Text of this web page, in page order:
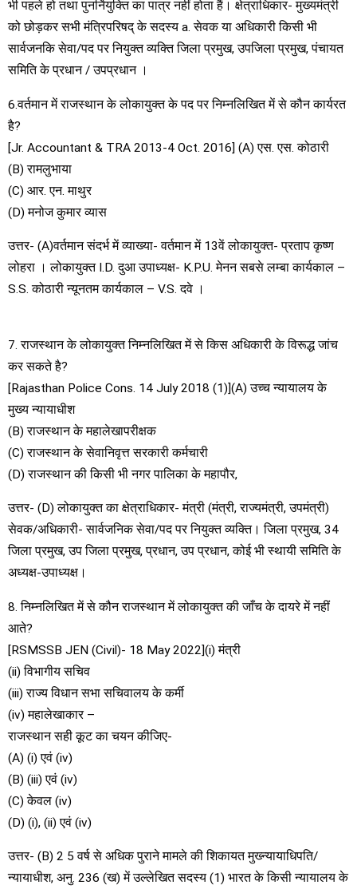
भी पहले हो तथा पुनर्नियुक्ति का पात्र नहीं होता हैं। क्षेत्राधिकार- मुख्यमंत्री
को छोड़कर सभी मंत्रिपरिषद् के सदस्य a. सेवक या अधिकारी किसी भी
सार्वजनकि सेवा/पद पर नियुक्त व्यक्ति जिला प्रमुख, उपजिला प्रमुख, पंचायत
समिति के प्रधान / उपप्रधान ।
6.वर्तमान में राजस्थान के लोकायुक्त के पद पर निम्नलिखित में से कौन कार्यरत
है?
[Jr. Accountant & TRA 2013-4 Oct. 2016] (A) एस. एस. कोठारी
(B) रामलुभाया
(C) आर. एन. माथुर
(D) मनोज कुमार व्यास
उत्तर- (A)वर्तमान संदर्भ में व्याख्या- वर्तमान में 13वें लोकायुक्त- प्रताप कृष्ण
लोहरा । लोकायुक्त I.D. दुआ उपाध्यक्ष- K.P.U. मेनन सबसे लम्बा कार्यकाल –
S.S. कोठारी न्यूनतम कार्यकाल – V.S. दवे ।
7. राजस्थान के लोकायुक्त निम्नलिखित में से किस अधिकारी के विरूद्ध जांच
कर सकते है?
[Rajasthan Police Cons. 14 July 2018 (1)](A) उच्च न्यायालय के
मुख्य न्यायाधीश
(B) राजस्थान के महालेखापरीक्षक
(C) राजस्थान के सेवानिवृत्त सरकारी कर्मचारी
(D) राजस्थान की किसी भी नगर पालिका के महापौर,
उत्तर- (D) लोकायुक्त का क्षेत्राधिकार- मंत्री (मंत्री, राज्यमंत्री, उपमंत्री)
सेवक/अधिकारी- सार्वजनिक सेवा/पद पर नियुक्त व्यक्ति। जिला प्रमुख, 34
जिला प्रमुख, उप जिला प्रमुख, प्रधान, उप प्रधान, कोई भी स्थायी समिति के
अध्यक्ष-उपाध्यक्ष।
8. निम्नलिखित में से कौन राजस्थान में लोकायुक्त की जाँच के दायरे में नहीं
आते?
[RSMSSB JEN (Civil)- 18 May 2022](i) मंत्री
(ii) विभागीय सचिव
(iii) राज्य विधान सभा सचिवालय के कर्मी
(iv) महालेखाकार –
राजस्थान सही कूट का चयन कीजिए-
(A) (i) एवं (iv)
(B) (iii) एवं (iv)
(C) केवल (iv)
(D) (i), (ii) एवं (iv)
उत्तर- (B) 2 5 वर्ष से अधिक पुराने मामले की शिकायत मुख्न्यायाधिपति/
न्यायाधीश, अनु. 236 (ख) में उल्लेखित सदस्य (1) भारत के किसी न्यायालय के